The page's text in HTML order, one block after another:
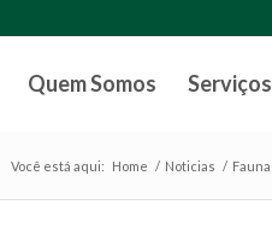
Quem Somos Serviços
Você está aqui: Home / Noticias / Fauna